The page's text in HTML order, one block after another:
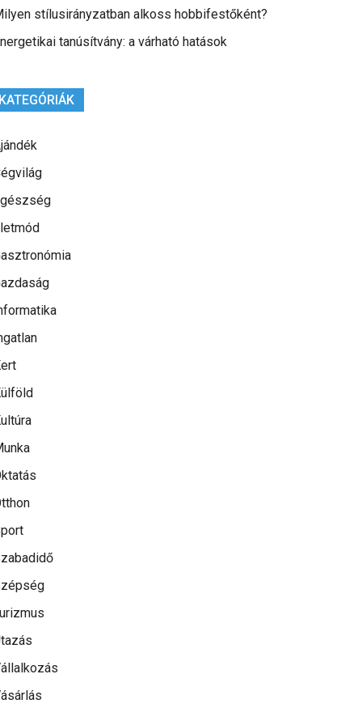
stílusirányzatban alkoss hobbifestőként?
tanúsítvány: a várható hatások
KATEGÓRIÁK